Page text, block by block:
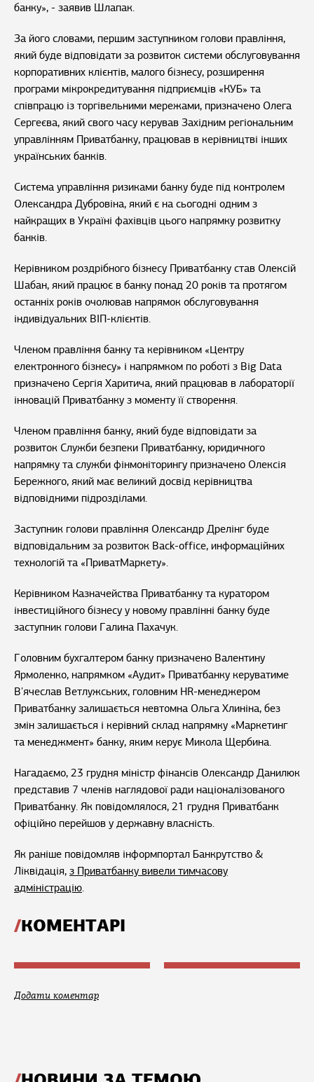
банку», - заявив Шлапак.
За його словами, першим заступником голови правління,
який буде відповідати за розвиток системи обслуговування
корпоративних клієнтів, малого бізнесу, розширення
програми мікрокредитування підприємців «КУБ» та
співпрацю із торгівельними мережами, призначено Олега
Сергеєва, який свого часу керував Західним регіональним
управлінням Приватбанку, працював в керівництві інших
українських банків.
Система управління ризиками банку буде під контролем
Олександра Дубровіна, який є на сьогодні одним з
найкращих в Україні фахівців цього напрямку розвитку
банків.
Керівником роздрібного бізнесу Приватбанку став Олексій
Шабан, який працює в банку понад 20 років та протягом
останніх років очолював напрямок обслуговування
індивідуальних ВІП-клієнтів.
Членом правління банку та керівником «Центру
електронного бізнесу» і напрямком по роботі з Big Data
призначено Сергія Харитича, який працював в лабораторії
інновацій Приватбанку з моменту її створення.
Членом правління банку, який буде відповідати за
розвиток Служби безпеки Приватбанку, юридичного
напрямку та служби фінмоніторингу призначено Олексія
Бережного, який має великий досвід керівництва
відповідними підрозділами.
Заступник голови правління Олександр Дрелінг буде
відповідальним за розвиток Back-office, информаційних
технологій та «ПриватМаркету».
Керівником Казначейства Приватбанку та куратором
інвестиційного бізнесу у новому правлінні банку буде
заступник голови Галина Пахачук.
Головним бухгалтером банку призначено Валентину
Ярмоленко, напрямком «Аудит» Приватбанку керуватиме
В'ячеслав Ветлужських, головним HR-менеджером
Приватбанку залишається невтомна Ольга Хлиніна, без
змін залишається і керівний склад напрямку «Маркетинг
та менеджмент» банку, яким керує Микола Щербина.
Нагадаємо, 23 грудня міністр фінансів Олександр Данилюк
представив 7 членів наглядової ради націоналізованого
Приватбанку. Як повідомлялося, 21 грудня Приватбанк
офіційно перейшов у державну власність.
Як раніше повідомляв інформпортал Банкрутство &
Ліквідація, з Приватбанку вивели тимчасову
адміністрацію.
КОМЕНТАРІ
Додати коментар